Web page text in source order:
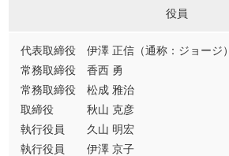
役員
代表取締役 伊澤 正信（通称：ジョージ）
常務取締役 香西 勇
常務取締役 松成 雅治
取締役 秋山 克彦
執行役員 久山 明宏
執行役員 伊澤 京子